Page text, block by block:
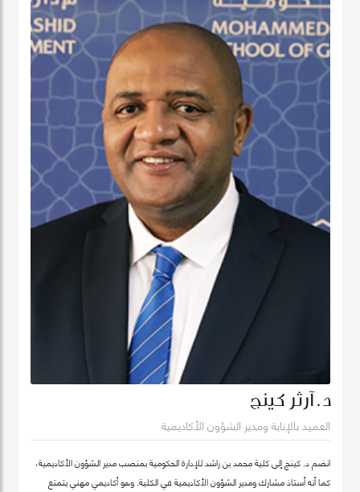
د. آرثر كينج
العميد بالإنابة ومدير الشؤون الأكاديمية
انضم د. كينج إلى كلية محمد بن راشد للإدارة الحكومية بمنصب مدير الشؤون الأكاديمية،
كما أنه أستاذ مشارك ومدير الشؤون الأكاديمية في الكلية. وهو أكاديمي مهني يتمتع